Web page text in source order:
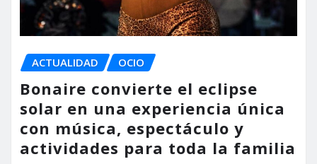
ACTUALIDAD OCIO
Bonaire convierte el eclipse
solar en una experiencia única
con música, espectáculo y
actividades para toda la familia